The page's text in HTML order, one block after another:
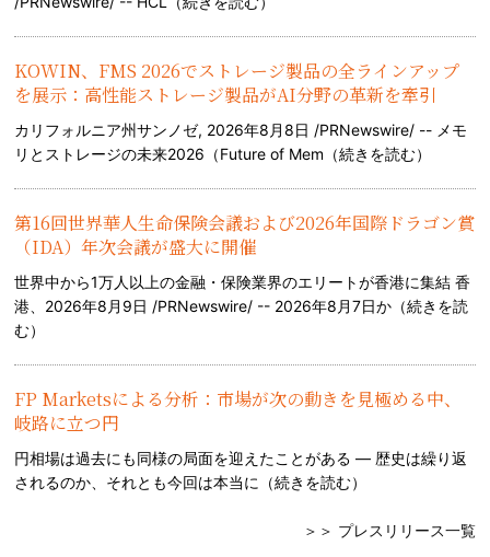
KOWIN、FMS 2026でストレージ製品の全ラインアップ
を展示：高性能ストレージ製品がAI分野の革新を牽引
カリフォルニア州サンノゼ, 2026年8月8日 /PRNewswire/ -- メモ
リとストレージの未来2026（Future of Mem（続きを読む）
第16回世界華人生命保険会議および2026年国際ドラゴン賞
（IDA）年次会議が盛大に開催
世界中から1万人以上の金融・保険業界のエリートが香港に集結 香
港、2026年8月9日 /PRNewswire/ -- 2026年8月7日か（続きを読
む）
FP Marketsによる分析：市場が次の動きを見極める中、
岐路に立つ円
円相場は過去にも同様の局面を迎えたことがある — 歴史は繰り返
されるのか、それとも今回は本当に（続きを読む）
＞＞ プレスリリース一覧